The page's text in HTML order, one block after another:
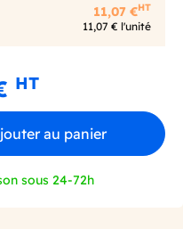
11,07 €HT
11,07 € l'unité
HT
au panier
sous 24-72h